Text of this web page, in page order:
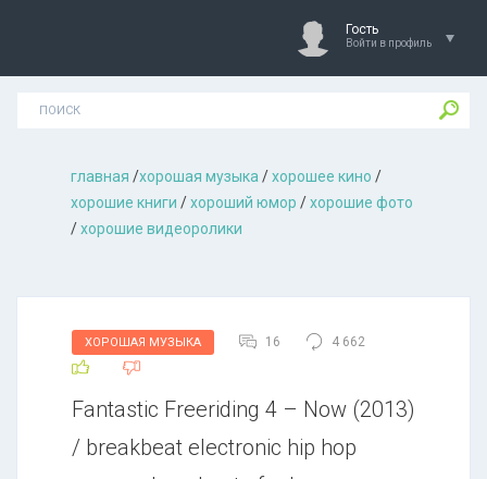
Гость
Войти в профиль
главная /хорошая музыкa /хорошее кино /
хорошие книги /хороший юмор /хорошие фото
/хорошие видеоролики
ХОРОШАЯ МУЗЫКА 16 4 662
Fantastic Freeriding 4 – Now (2013)
/ breakbeat electronic hip hop